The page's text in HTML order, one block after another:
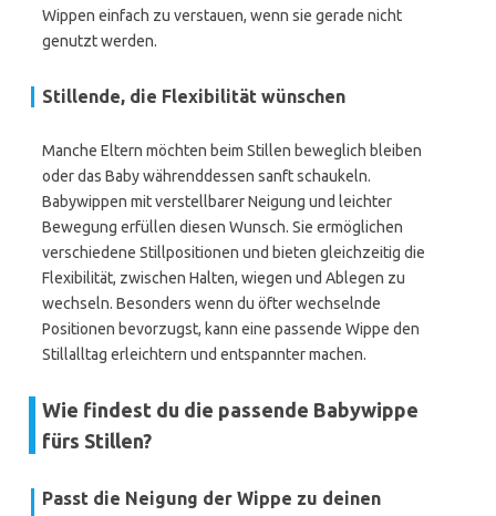
Wippen einfach zu verstauen, wenn sie gerade nicht
genutzt werden.
Stillende, die Flexibilität wünschen
Manche Eltern möchten beim Stillen beweglich bleiben
oder das Baby währenddessen sanft schaukeln.
Babywippen mit verstellbarer Neigung und leichter
Bewegung erfüllen diesen Wunsch. Sie ermöglichen
verschiedene Stillpositionen und bieten gleichzeitig die
Flexibilität, zwischen Halten, wiegen und Ablegen zu
wechseln. Besonders wenn du öfter wechselnde
Positionen bevorzugst, kann eine passende Wippe den
Stillalltag erleichtern und entspannter machen.
Wie findest du die passende Babywippe
fürs Stillen?
Passt die Neigung der Wippe zu deinen